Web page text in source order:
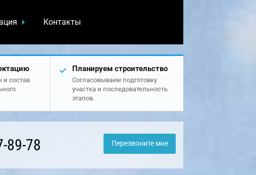
Контакты
и состав
Планируем строительство
Согласовываем подготовку
участка и последовательность
этапов.
89-78 Перезвоните мне